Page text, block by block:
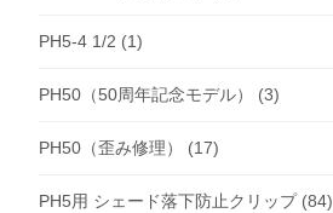
PH5-4 1/2 (1)
PH50（50周年記念モデル） (3)
PH50（歪み修理） (17)
PH5用 シェード落下防止クリップ(84)